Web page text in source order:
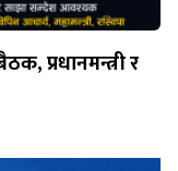
प्रधानमन्त्री र